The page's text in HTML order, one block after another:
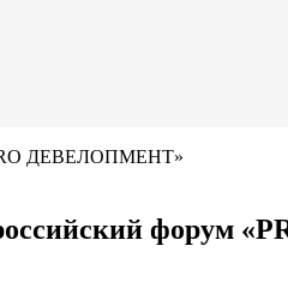
ДЕВЕЛОПМЕНТ»